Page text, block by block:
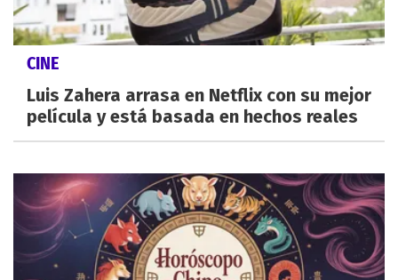
CINE
Luis Zahera arrasa en Netflix con su mejor
película y está basada en hechos reales